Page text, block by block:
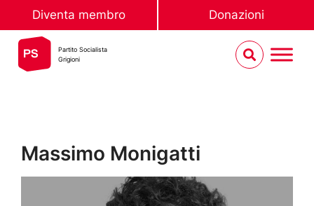
Diventa membro Donazioni
Partito Socialista
Grigioni
Massimo Monigatti